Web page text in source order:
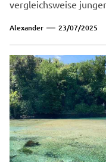
vergleichsweise
Alexander 23/07/2025